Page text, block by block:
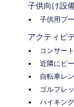
子供向け設
子供用プ
アクティビ
コンサー
近隣にビ
自転車レ
ゴルフレ
ハイキン